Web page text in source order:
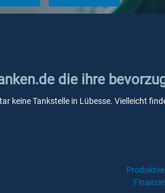
die ihre
keine Tankstelle in Lübesse. Vielleicht